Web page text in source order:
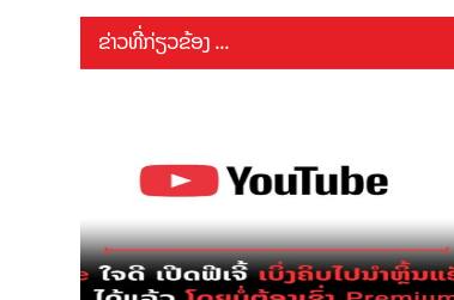
ຂ່າວທີ່ກ່ຽວຂ້ອງ ...